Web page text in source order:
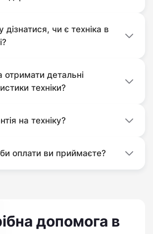
аграрных услуг всем
чи є техніка в
детальні
техніки?
на техніку?
оплати ви приймаєте?
допомога в